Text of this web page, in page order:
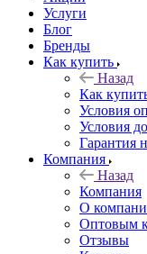
Услуги
Блог
Бренды
Как купить
Назад
Как
Условия
Условия
Гарантия
Компания
Назад
Компания
О
Оптовым
Отзывы